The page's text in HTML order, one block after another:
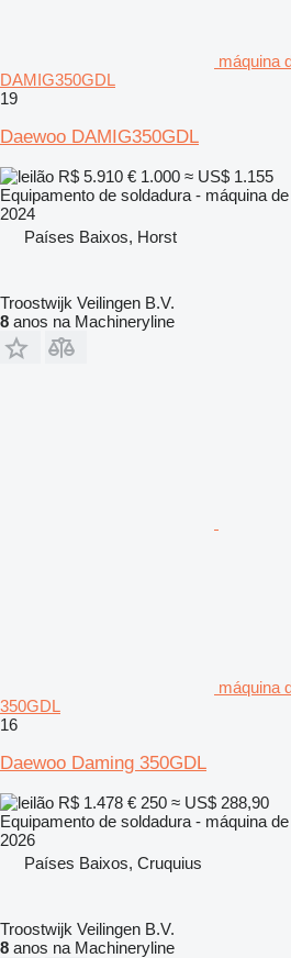
máquina
DAMIG350GDL
19
Daewoo DAMIG350GDL
R$ 5.910 € 1.000 ≈ US$ 1.155
Equipamento de soldadura - máquina
2024
Países Baixos, Horst
Troostwijk Veilingen B.V.
8 anos na Machineryline
máquina
350GDL
16
Daewoo Daming 350GDL
R$ 1.478 € 250 ≈ US$ 288,90
Equipamento de soldadura - máquina
2026
Países Baixos, Cruquius
Troostwijk Veilingen B.V.
8 anos na Machineryline